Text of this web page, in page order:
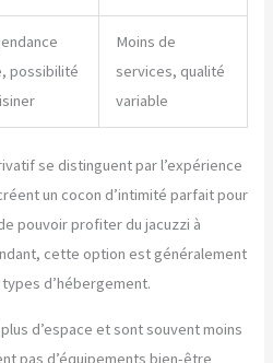
possibilité
Moins de
services, qualité
variable
se distinguent par l’expérience
un cocon d’intimité parfait pour
pouvoir profiter du jacuzzi à
cette option est généralement
d’hébergement.
d’espace et sont souvent moins
pas d’équipements bien-être